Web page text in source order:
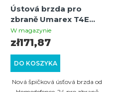
Ústová brzda pro
zbraně Umarex T4E
cal. 50 GEN1 GEN2 -
černá
W magazynie
DO KOSZYKA
zł171,87
Nová špičková úsťová brzda od